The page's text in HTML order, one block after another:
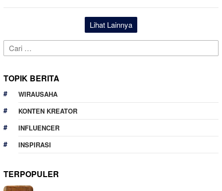
Lihat Lainnya
Cari
untuk:
TOPIK BERITA
WIRAUSAHA
KONTEN KREATOR
INFLUENCER
INSPIRASI
TERPOPULER